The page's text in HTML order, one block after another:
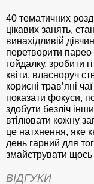
40 тематичних
цікавих занять,
винахідливій
перетворити
гойдалку, зробити
квіти, власноруч
корисні трав’яні
показати фокуси,
здобути безліч
втілювати кожну
це натхнення, яке
день гарний для
змайструвати щось
ВІДГУКИ